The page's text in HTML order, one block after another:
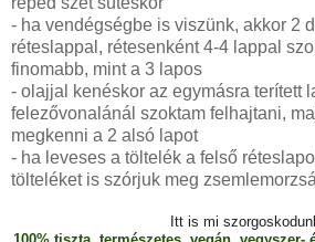
- ha vendégségbe is viszünk, akkor 2
réteslappal, rétesenként 4-4 lappal
finomabb, mint a 3 lapos
- olajjal kenéskor az egymásra terített
felezővonalánál szoktam felhajtani,
megkenni a 2 alsó lapot
- ha leveses a töltelék a felső
tölteléket is szórjuk meg
Itt is mi